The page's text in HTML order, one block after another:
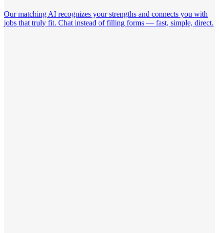
Our matching AI recognizes your strengths and connects you with
jobs that truly fit. Chat instead of filling forms — fast, simple, direct.